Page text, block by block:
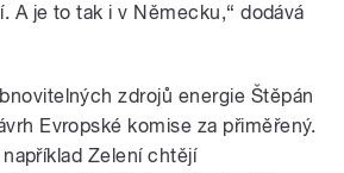
A je to tak i v Německu,“ dodává
zdrojů energie Štěpán
Evropské komise za přiměřený.
například Zelení chtějí